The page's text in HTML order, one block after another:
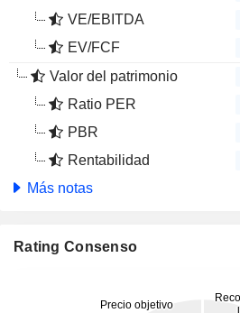
VE/EBITDA
EV/FCF
Valor del patrimonio
Ratio PER
PBR
Rentabilidad
Más notas
Rating Consenso